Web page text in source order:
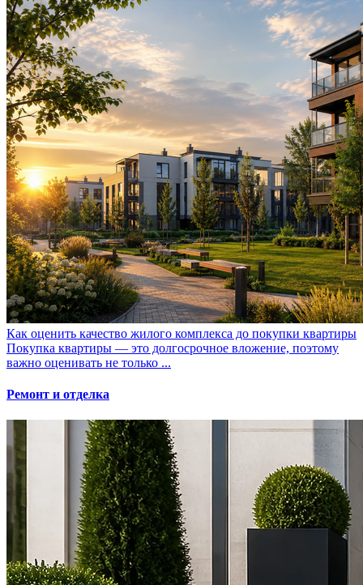
Как оценить качество жилого комплекса до покупки квартиры
Покупка квартиры — это долгосрочное вложение, поэтому
важно оценивать не только ...
Ремонт и отделка